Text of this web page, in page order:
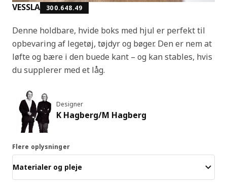
VESSLA 300.648.49
Denne holdbare, hvide boks med hjul er perfekt til
opbevaring af legetøj, tøjdyr og bøger. Den er nem at
løfte og bære i den buede kant – og kan stables, hvis
du supplerer med et låg.
Designer
K Hagberg/M Hagberg
Flere oplysninger
Materialer og pleje